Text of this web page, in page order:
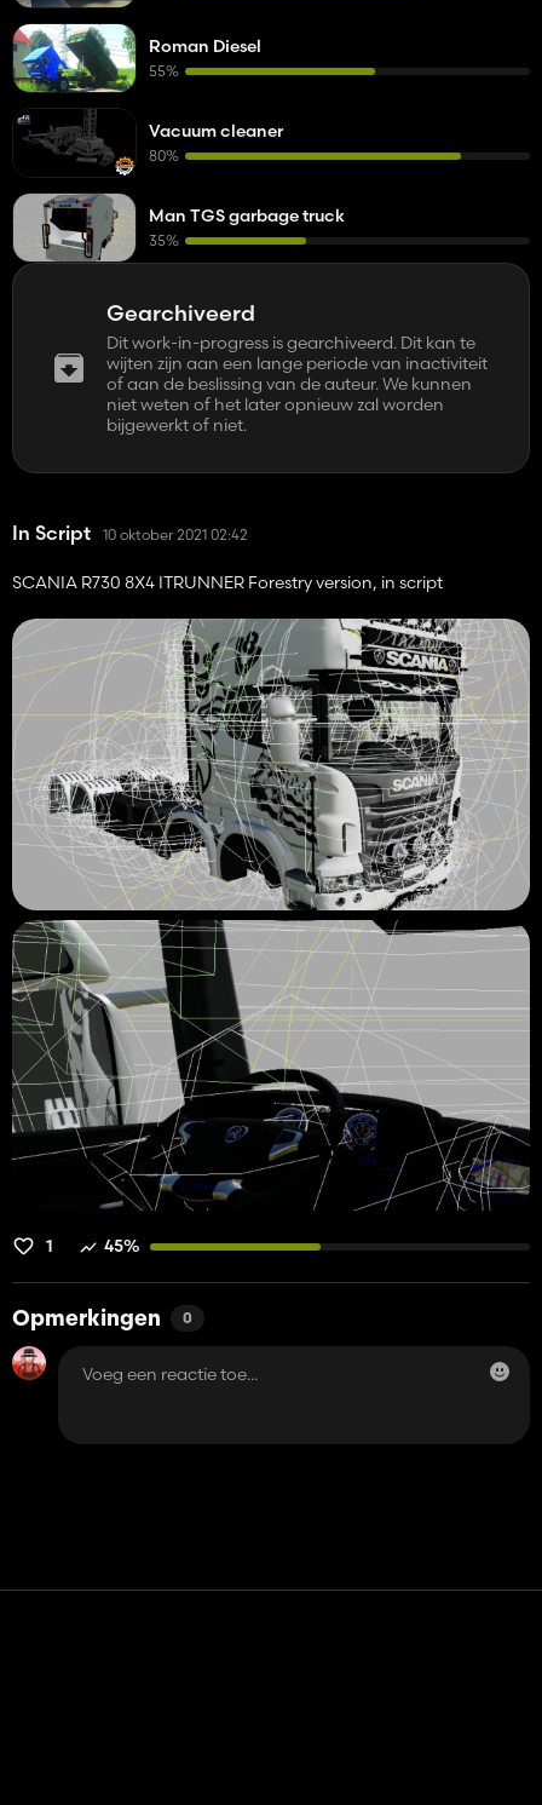
Gearchiveerd
Dit work-in-progress is gearchiveerd. Dit kan te
wijten zijn aan een lange periode van inactiviteit
of aan de beslissing van de auteur. We kunnen
niet weten of het later opnieuw zal worden
bijgewerkt of niet.
In Script 10 oktober 2021 02:42
SCANIA R730 8X4 ITRUNNER Forestry version, in script
1 45%
Opmerkingen 0
Roman Diesel
55%
Vacuum cleaner
80%
Man TGS garbage truck
35%